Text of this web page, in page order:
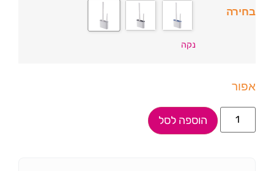
בחירה
נקה
אפור
הוספה לסל